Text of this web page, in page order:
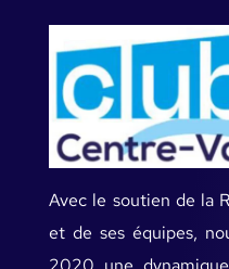
Avec le soutien de la
et de ses équipes,